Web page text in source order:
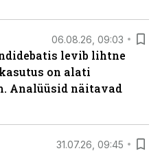
06.08.26, 09:03
levib lihtne
on alati
Analüüsid näitavad
31.07.26, 09:45